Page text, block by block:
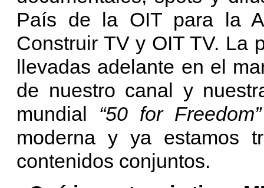
País de la OIT para la
Construir TV y OIT TV. La
llevadas adelante en el
de nuestro canal y
mundial “50 for Freedom”
moderna y ya estamos
contenidos conjuntos.